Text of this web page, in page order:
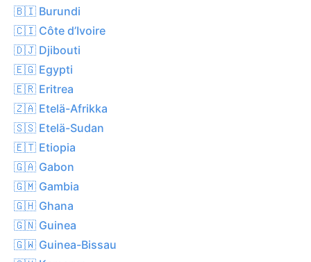
🇧🇮 Burundi
🇨🇮 Côte d’Ivoire
🇩🇯 Djibouti
🇪🇬 Egypti
🇪🇷 Eritrea
🇿🇦 Etelä-Afrikka
🇸🇸 Etelä-Sudan
🇪🇹 Etiopia
🇬🇦 Gabon
🇬🇲 Gambia
🇬🇭 Ghana
🇬🇳 Guinea
🇬🇼 Guinea-Bissau